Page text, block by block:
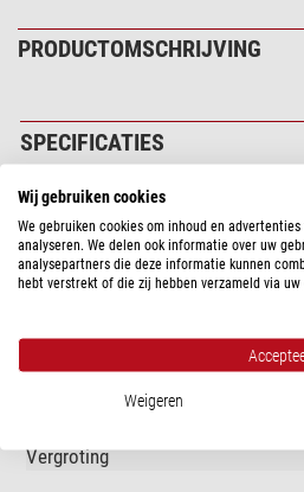
PRODUCTOMSCHRIJVING
SPECIFICATIES
Optiek
Vergroting
Optisch systeem
Oneindig gecorrigeerd
Cover glas correctie
Vergroting
Wij gebruiken cookies
We gebruiken cookies om inhoud en
analyseren. We delen ook informatie over uw
analysepartners die deze informatie kunnen
hebt verstrekt of die zij hebben verzameld via
Weigeren